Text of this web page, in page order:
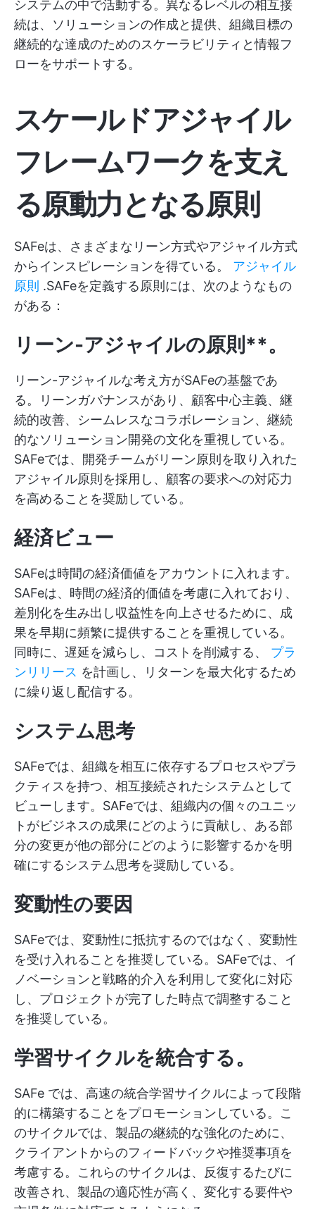
システムの中で活動する。異なるレベルの相互接
続は、ソリューションの作成と提供、組織目標の
継続的な達成のためのスケーラビリティと情報フ
ローをサポートする。
スケールドアジャイル
フレームワークを支え
る原動力となる原則
SAFeは、さまざまなリーン方式やアジャイル方式
からインスピレーションを得ている。 アジャイル
原則 .SAFeを定義する原則には、次のようなもの
がある：
リーン-アジャイルの原則**。
リーン-アジャイルな考え方がSAFeの基盤であ
る。リーンガバナンスがあり、顧客中心主義、継
続的改善、シームレスなコラボレーション、継続
的なソリューション開発の文化を重視している。
SAFeでは、開発チームがリーン原則を取り入れた
アジャイル原則を採用し、顧客の要求への対応力
を高めることを奨励している。
経済ビュー
SAFeは時間の経済価値をアカウントに入れます。
SAFeは、時間の経済的価値を考慮に入れており、
差別化を生み出し収益性を向上させるために、成
果を早期に頻繁に提供することを重視している。
同時に、遅延を減らし、コストを削減する、 プラ
ンリリース を計画し、リターンを最大化するため
に繰り返し配信する。
システム思考
SAFeでは、組織を相互に依存するプロセスやプラ
クティスを持つ、相互接続されたシステムとして
ビューします。SAFeでは、組織内の個々のユニッ
トがビジネスの成果にどのように貢献し、ある部
分の変更が他の部分にどのように影響するかを明
確にするシステム思考を奨励している。
変動性の要因
SAFeでは、変動性に抵抗するのではなく、変動性
を受け入れることを推奨している。SAFeでは、イ
ノベーションと戦略的介入を利用して変化に対応
し、プロジェクトが完了した時点で調整すること
を推奨している。
学習サイクルを統合する。
SAFe では、高速の統合学習サイクルによって段階
的に構築することをプロモーションしている。こ
のサイクルでは、製品の継続的な強化のために、
クライアントからのフィードバックや推奨事項を
考慮する。これらのサイクルは、反復するたびに
改善され、製品の適応性が高く、変化する要件や